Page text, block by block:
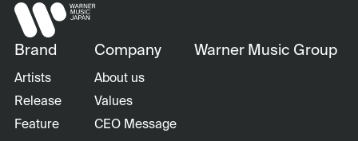
Brand
Artists
Release
Feature
Company
About us
Values
CEO Message
Warner Music Group